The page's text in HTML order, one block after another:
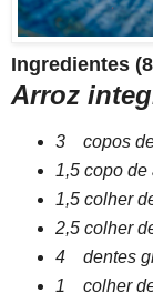
Ingredientes
Arroz
3 copos de
1,5 copo de
1,5 colher
2,5 colher
4 dentes
1 colher de